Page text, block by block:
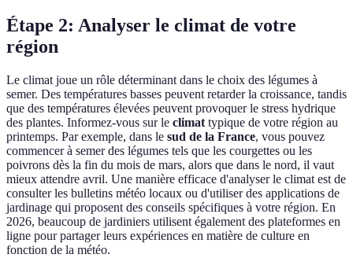
Étape 2: Analyser le climat de votre
région
Le climat joue un rôle déterminant dans le choix des légumes à
semer. Des températures basses peuvent retarder la croissance, tandis
que des températures élevées peuvent provoquer le stress hydrique
des plantes. Informez-vous sur le climat typique de votre région au
printemps. Par exemple, dans le sud de la France, vous pouvez
commencer à semer des légumes tels que les courgettes ou les
poivrons dès la fin du mois de mars, alors que dans le nord, il vaut
mieux attendre avril. Une manière efficace d'analyser le climat est de
consulter les bulletins météo locaux ou d'utiliser des applications de
jardinage qui proposent des conseils spécifiques à votre région. En
2026, beaucoup de jardiniers utilisent également des plateformes en
ligne pour partager leurs expériences en matière de culture en
fonction de la météo.